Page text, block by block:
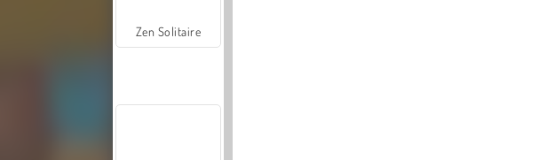
Zen Solitaire